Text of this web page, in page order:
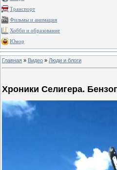
Транспорт
Фильмы и анимация
Хобби и образование
Юмор
Главная » Видео » Люди и блоги
Хроники Селигера.